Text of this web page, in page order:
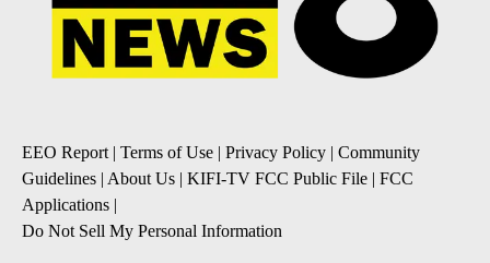
EEO Report| Terms of Use | Privacy Policy | Community
Guidelines | About Us | KIFI-TV FCC Public File | FCC
Applications |
Do Not Sell My Personal Information